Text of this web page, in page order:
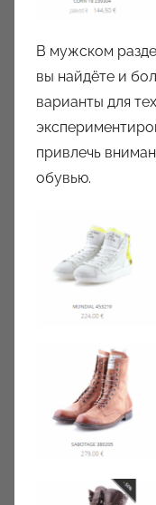
В мужском
вы найдёте и
варианты для
привлечь
обувью.